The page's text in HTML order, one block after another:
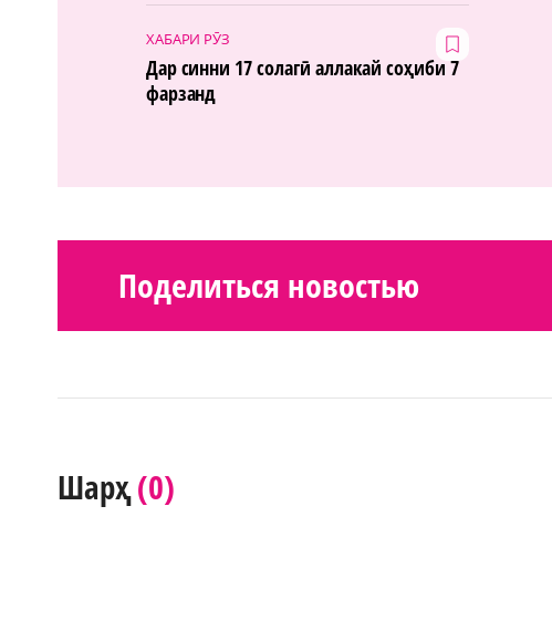
ХАБАРИ РӮЗ
Дар синни 17 солагӣ аллакай соҳиби 7
фарзанд
Поделиться новостью
Шарҳ(0)